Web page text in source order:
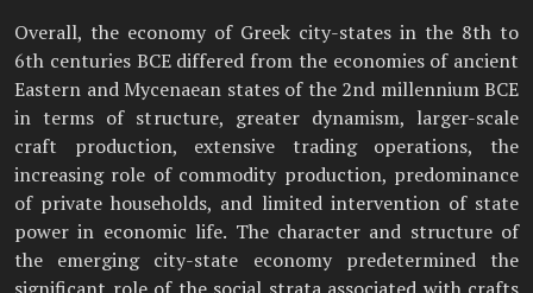
Overall, the economy of Greek city-states in the 8th to
6th centuries BCE differed from the economies of ancient
Eastern and Mycenaean states of the 2nd millennium BCE
in terms of structure, greater dynamism, larger-scale
craft production, extensive trading operations, the
increasing role of commodity production, predominance
of private households, and limited intervention of state
power in economic life. The character and structure of
the emerging city-state economy predetermined the